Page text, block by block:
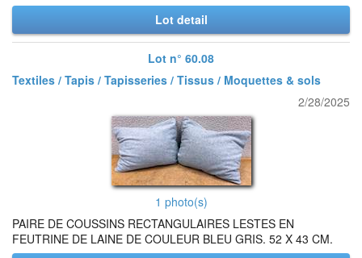
Lot detail
Lot n° 60.08
Textiles / Tapis / Tapisseries / Tissus / Moquettes & sols
2/28/2025
1 photo(s)
PAIRE DE COUSSINS RECTANGULAIRES LESTES EN
FEUTRINE DE LAINE DE COULEUR BLEU GRIS. 52 X 43 CM.